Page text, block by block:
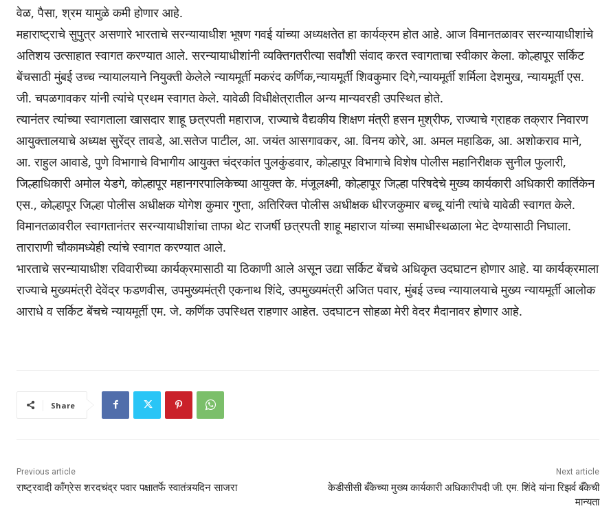
वेळ, पैसा, श्रम यामुळे कमी होणार आहे.
महाराष्ट्राचे सुपुत्र असणारे भारताचे सरन्यायाधीश भूषण गवई यांच्या अध्यक्षतेत हा कार्यक्रम होत आहे. आज विमानतळावर सरन्यायाधीशांचे
अतिशय उत्साहात स्वागत करण्यात आले. सरन्यायाधीशांनी व्यक्तिगतरीत्या सर्वांशी संवाद करत स्वागताचा स्वीकार केला. कोल्हापूर सर्किट
बेंचसाठी मुंबई उच्च न्यायालयाने नियुक्ती केलेले न्यायमूर्ती मकरंद कर्णिक,न्यायमूर्ती शिवकुमार दिगे,न्यायमूर्ती शर्मिला देशमुख, न्यायमूर्ती एस.
जी. चपळगावकर यांनी त्यांचे प्रथम स्वागत केले. यावेळी विधीक्षेत्रातील अन्य मान्यवरही उपस्थित होते.
त्यानंतर त्यांच्या स्वागताला खासदार शाहू छत्रपती महाराज, राज्याचे वैद्यकीय शिक्षण मंत्री हसन मुश्रीफ, राज्याचे ग्राहक तक्रार निवारण
आयुक्तालयाचे अध्यक्ष सुरेंद्र तावडे, आ.सतेज पाटील, आ. जयंत आसगावकर, आ. विनय कोरे, आ. अमल महाडिक, आ. अशोकराव माने,
आ. राहुल आवाडे, पुणे विभागाचे विभागीय आयुक्त चंद्रकांत पुलकुंडवार, कोल्हापूर विभागाचे विशेष पोलीस महानिरीक्षक सुनील फुलारी,
जिल्हाधिकारी अमोल येडगे, कोल्हापूर महानगरपालिकेच्या आयुक्त के. मंजूलक्ष्मी, कोल्हापूर जिल्हा परिषदेचे मुख्य कार्यकारी अधिकारी कार्तिकेन
एस., कोल्हापूर जिल्हा पोलीस अधीक्षक योगेश कुमार गुप्ता, अतिरिक्त पोलीस अधीक्षक धीरजकुमार बच्चू यांनी त्यांचे यावेळी स्वागत केले.
विमानतळावरील स्वागतानंतर सरन्यायाधीशांचा ताफा थेट राजर्षी छत्रपती शाहू महाराज यांच्या समाधीस्थळाला भेट देण्यासाठी निघाला.
ताराराणी चौकामध्येही त्यांचे स्वागत करण्यात आले.
भारताचे सरन्यायाधीश रविवारीच्या कार्यक्रमासाठी या ठिकाणी आले असून उद्या सर्किट बेंचचे अधिकृत उदघाटन होणार आहे. या कार्यक्रमाला
राज्याचे मुख्यमंत्री देवेंद्र फडणवीस, उपमुख्यमंत्री एकनाथ शिंदे, उपमुख्यमंत्री अजित पवार, मुंबई उच्च न्यायालयाचे मुख्य न्यायमूर्ती आलोक
आराधे व सर्किट बेंचचे न्यायमूर्ती एम. जे. कर्णिक उपस्थित राहणार आहेत. उदघाटन सोहळा मेरी वेदर मैदानावर होणार आहे.
Share
Previous article
राष्ट्रवादी काँग्रेस शरदचंद्र पवार पक्षातर्फे स्वातंत्र्यदिन साजरा
Next article
केडीसीसी बँकेच्या मुख्य कार्यकारी अधिकारीपदी जी. एम. शिंदे यांना रिझर्व बँकेची
मान्यता